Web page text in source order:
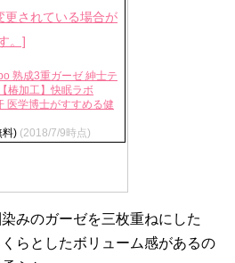
熟成3重ガーゼ 紳士テ
椿加工】快眠ラボ
医学博士がすすめる健
料) (2018/7/9時点)
みのガーゼを三枚重ねにした
くらとしたボリューム感があるの